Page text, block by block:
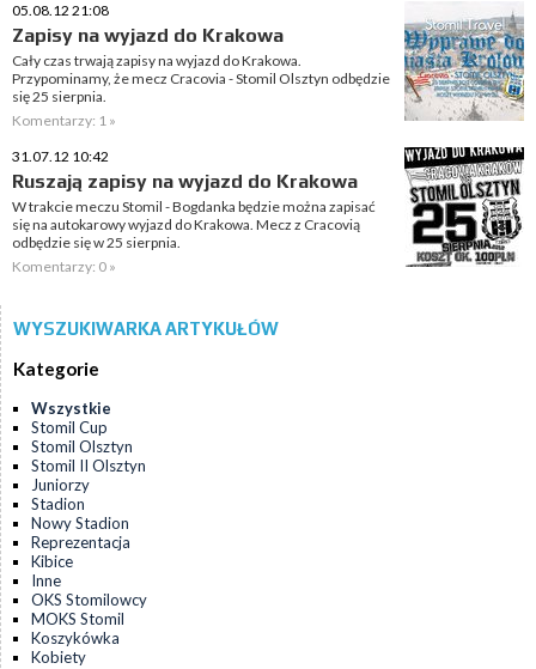
05.08.12 21:08
Zapisy na wyjazd do Krakowa
Cały czas trwają zapisy na wyjazd do Krakowa.
Przypominamy, że mecz Cracovia - Stomil Olsztyn odbędzie
się 25 sierpnia.
Komentarzy: 1 »
31.07.12 10:42
Ruszają zapisy na wyjazd do Krakowa
W trakcie meczu Stomil - Bogdanka będzie można zapisać
się na autokarowy wyjazd do Krakowa. Mecz z Cracovią
odbędzie się w 25 sierpnia.
Komentarzy: 0 »
WYSZUKIWARKA ARTYKUŁÓW
Kategorie
Wszystkie
Stomil Cup
Stomil Olsztyn
Stomil II Olsztyn
Juniorzy
Stadion
Nowy Stadion
Reprezentacja
Kibice
Inne
OKS Stomilowcy
MOKS Stomil
Koszykówka
Kobiety